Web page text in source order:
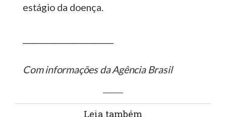
estágio da doença.
Com informações da Agência Brasil
Leia também